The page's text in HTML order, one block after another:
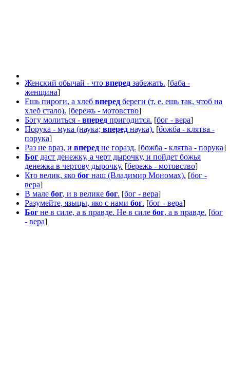
Женский обычай - что вперед забежать. [баба -
женщина]
Ешь пироги, а хлеб вперед береги (т. е. ешь так, чтоб на
хлеб стало). [бережь - мотовство]
Богу молиться - вперед пригодится. [бог - вера]
Порука - мука (наука; вперед наука). [божба - клятва -
порука]
Раз не враз, и вперед не горазд. [божба - клятва - порука]
Бог даст денежку, а черт дырочку, и пойдет божья
денежка в чертову дырочку. [бережь - мотовство]
Кто велик, яко бог наш (Владимир Мономах). [бог -
вера]
В мале бог, и в велике бог. [бог - вера]
Разумейте, языцы, яко с нами бог. [бог - вера]
Бог не в силе, а в правде. Не в силе бог, а в правде. [бог
- вера]